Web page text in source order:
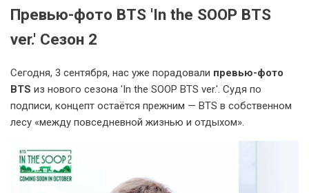
Превью-фото BTS 'In the SOOP BTS
ver.' Сезон 2
Сегодня, 3 сентября, нас уже порадовали превью-фото
BTS из нового сезона 'In the SOOP BTS ver.'. Судя по
подписи, концепт остаётся прежним — BTS в собственном
лесу «между повседневной жизнью и отдыхом».